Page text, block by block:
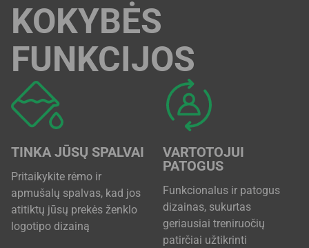
KOKYBĖS
FUNKCIJOS
TINKA JŪSŲ SPALVAI
Pritaikykite rėmo ir
apmušalų spalvas, kad jos
atitiktų jūsų prekės ženklo
logotipo dizainą
VARTOTOJUI
PATOGUS
Funkcionalus ir patogus
dizainas, sukurtas
geriausiai treniruočių
patirčiai užtikrinti